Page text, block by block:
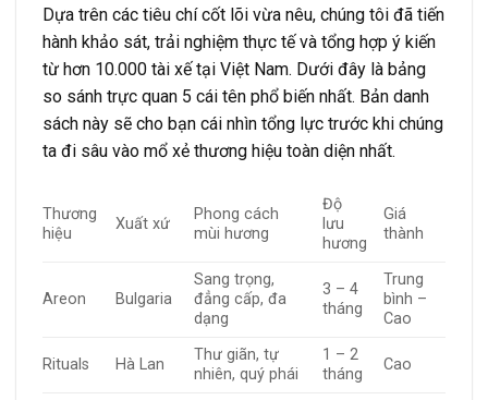
Dựa trên các tiêu chí cốt lõi vừa nêu, chúng tôi đã tiến
hành khảo sát, trải nghiệm thực tế và tổng hợp ý kiến
từ hơn 10.000 tài xế tại Việt Nam. Dưới đây là bảng
so sánh trực quan 5 cái tên phổ biến nhất. Bản danh
sách này sẽ cho bạn cái nhìn tổng lực trước khi chúng
ta đi sâu vào mổ xẻ thương hiệu toàn diện nhất.
Thương
hiệu
Xuất xứ
Phong cách
mùi hương
Độ
lưu
hương
Giá
thành
Areon Bulgaria
Sang trọng,
đẳng cấp, đa
dạng
3 – 4
tháng
Trung
bình –
Cao
Rituals Hà Lan
Thư giãn, tự
nhiên, quý phái
1 – 2
tháng
Cao